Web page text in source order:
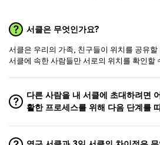
서클은 무엇인가요?
서클은 우리의 가족, 친구들이 위치를 공유
서클에 속한 사람들만 서로의 위치를 확인할
다른 사람을 내 서클에 초대하려면
활한 프로세스를 위해 다음 단계를